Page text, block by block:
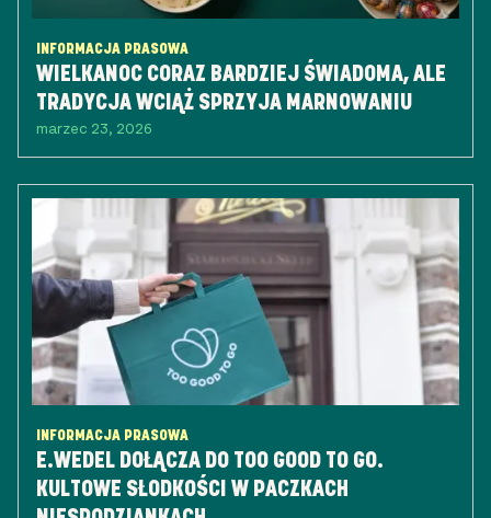
INFORMACJA PRASOWA
WIELKANOC CORAZ BARDZIEJ ŚWIADOMA, ALE
TRADYCJA WCIĄŻ SPRZYJA MARNOWANIU
marzec 23, 2026
INFORMACJA PRASOWA
E.WEDEL DOŁĄCZA DO TOO GOOD TO GO.
KULTOWE SŁODKOŚCI W PACZKACH